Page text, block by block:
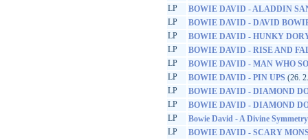
LP
BOWIE DAVID - ALADDIN
LP
BOWIE DAVID - DAVID
LP
BOWIE DAVID - HUNKY
LP
BOWIE DAVID - RISE AND
LP
BOWIE DAVID - MAN WHO
LP
BOWIE DAVID - PIN UPS (26.
LP
BOWIE DAVID - DIAMOND
LP
BOWIE DAVID - DIAMOND
LP
Bowie David - A Divine Symmetry
LP
BOWIE DAVID - SCARY